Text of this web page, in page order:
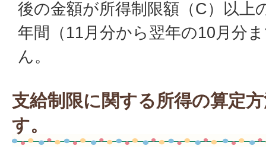
後の金額が所得制限額（C）以上
年間（11月分から翌年の10月分
ん。
支給制限に関する所得の算定
す。